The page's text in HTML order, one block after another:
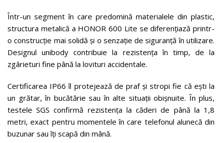
Într-un segment în care predomină materialele din plastic,
structura metalică a HONOR 600 Lite se diferențiază printr-
o construcție mai solidă și o senzație de siguranță în utilizare.
Designul unibody contribuie la rezistența în timp, de la
zgârieturi fine până la lovituri accidentale.
Certificarea IP66 îl protejează de praf și stropi fie că ești la
un grătar, în bucătărie sau în alte situații obișnuite. În plus,
testele SGS confirmă rezistența la căderi de până la 1,8
metri, exact pentru momentele în care telefonul alunecă din
buzunar sau îți scapă din mână.